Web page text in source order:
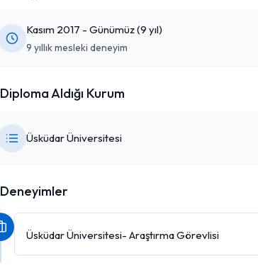
Kasım 2017 - Günümüz (9 yıl)
9 yıllık mesleki deneyim
Diploma Aldığı Kurum
Üsküdar Üniversitesi
Deneyimler
Üsküdar Üniversitesi- Araştırma Görevlisi